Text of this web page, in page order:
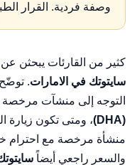
وصفة فردية. القرار
كثير من القارئات يبحثن عن
سايتوتك في الامارات.
التوجه إلى منشآت
(DHA)
، ومتى تكون زيارة
منشأة مرخصة مع احترام
والسعر راجعي أيضاً